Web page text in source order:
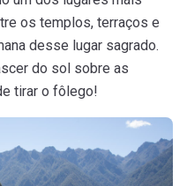
os templos, terraços e
desse lugar sagrado.
do sol sobre as
tirar o fôlego!